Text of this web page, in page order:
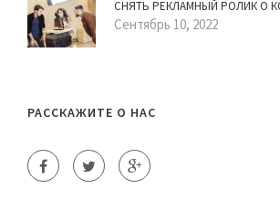
СНЯТЬ РЕКЛАМНЫЙ РОЛИК О
Сентябрь 10, 2022
РАССКАЖИТЕ О НАС